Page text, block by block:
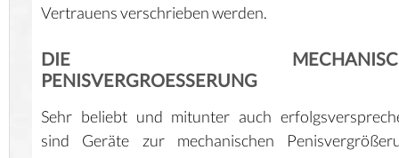
Vertrauens verschrieben werden.
DIE
PENISVERGROESSERUNG
Sehr beliebt und mitunter auch
sind Geräte zur mechanischen